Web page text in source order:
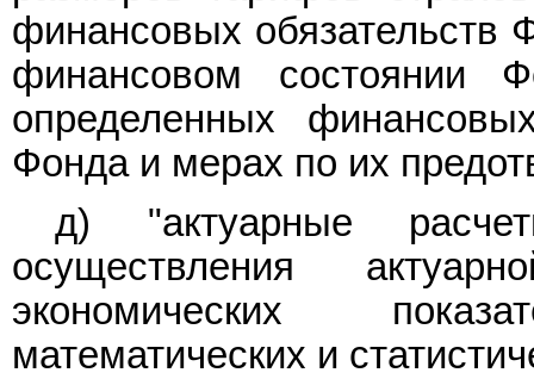
финансовых обязательств
финансовом состоянии
определенных
Фонда и мерах по их
д) "актуарные
осуществления
экономических
математических и